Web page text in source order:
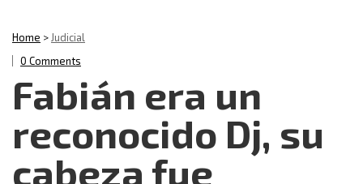
Home >Judicial
0 Comments
Fabián era un
reconocido Dj, su
cabeza fue